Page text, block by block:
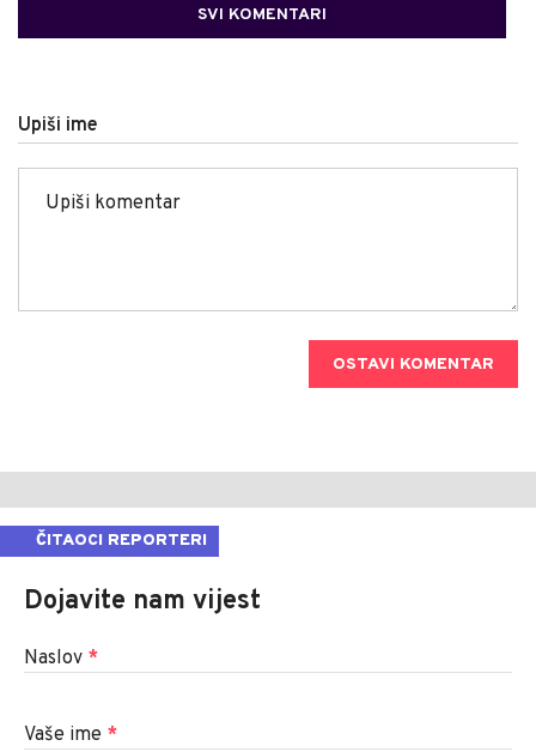
SVI KOMENTARI
Upiši ime
OSTAVI KOMENTAR
ČITAOCI REPORTERI
Dojavite nam vijest
Naslov *
Vaše ime *